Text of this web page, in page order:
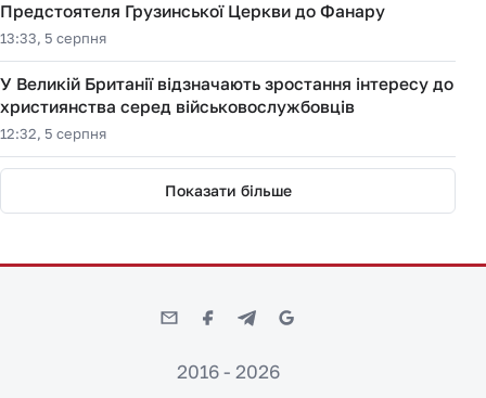
Предстоятеля Грузинської Церкви до Фанару
13:33, 5 серпня
У Великій Британії відзначають зростання інтересу до
християнства серед військовослужбовців
12:32, 5 серпня
Показати більше
2016 - 2026